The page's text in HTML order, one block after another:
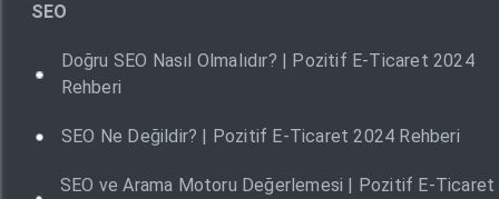
SEO
Doğru SEO Nasıl Olmalıdır? | Pozitif E-Ticaret 2024
Rehberi
SEO Ne Değildir? | Pozitif E-Ticaret 2024 Rehberi
SEO ve Arama Motoru Değerlemesi | Pozitif E-Ticaret